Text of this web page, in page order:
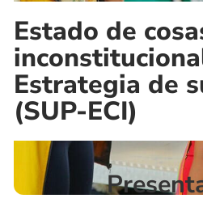
Estado de
Estrategia de
(SUP-ECI)